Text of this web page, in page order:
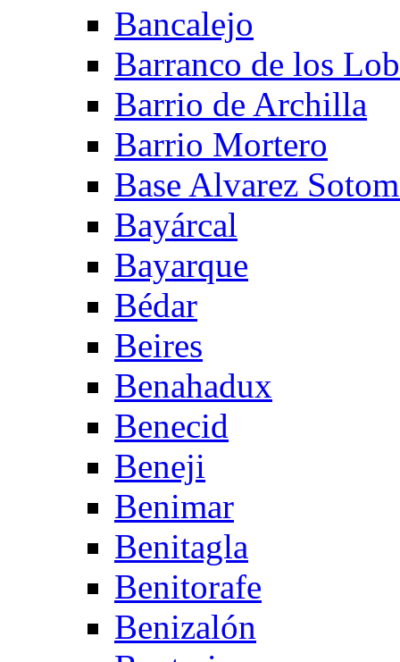
Bancalejo
Barranco de los
Barrio de Archilla
Barrio Mortero
Base Alvarez
Bayárcal
Bayarque
Bédar
Beires
Benahadux
Benecid
Beneji
Benimar
Benitagla
Benitorafe
Benizalón